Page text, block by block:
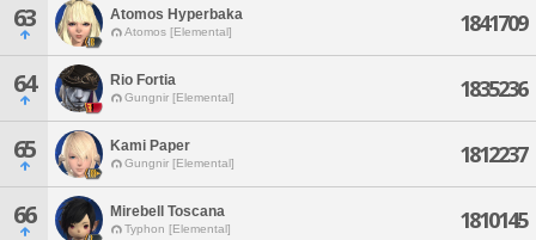
63 Atomos Hyperbaka
Atomos [Elemental] 1841709
64 Rio Fortia
Gungnir [Elemental] 1835236
65 Kami Paper
Gungnir [Elemental] 1812237
66 Mirebell Toscana
Typhon [Elemental] 1810145